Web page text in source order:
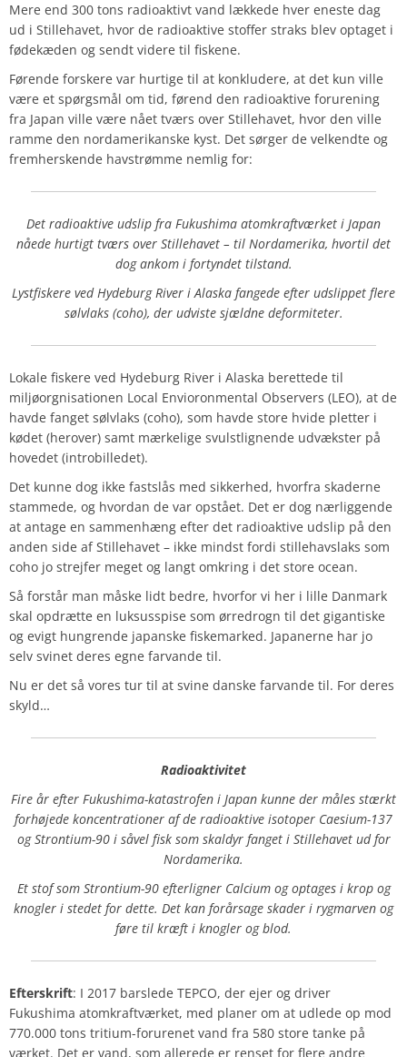
Mere end 300 tons radioaktivt vand lækkede hver eneste dag
ud i Stillehavet, hvor de radioaktive stoffer straks blev optaget i
fødekæden og sendt videre til fiskene.
Førende forskere var hurtige til at konkludere, at det kun ville
være et spørgsmål om tid, førend den radioaktive forurening
fra Japan ville være nået tværs over Stillehavet, hvor den ville
ramme den nordamerikanske kyst. Det sørger de velkendte og
fremherskende havstrømme nemlig for:
Det radioaktive udslip fra Fukushima atomkraftværket i Japan
nåede hurtigt tværs over Stillehavet – til Nordamerika, hvortil det
dog ankom i fortyndet tilstand.
Lystfiskere ved Hydeburg River i Alaska fangede efter udslippet flere
sølvlaks (coho), der udviste sjældne deformiteter.
Lokale fiskere ved Hydeburg River i Alaska berettede til
miljøorgnisationen Local Envioronmental Observers (LEO), at de
havde fanget sølvlaks (coho), som havde store hvide pletter i
kødet (herover) samt mærkelige svulstlignende udvækster på
hovedet (introbilledet).
Det kunne dog ikke fastslås med sikkerhed, hvorfra skaderne
stammede, og hvordan de var opstået. Det er dog nærliggende
at antage en sammenhæng efter det radioaktive udslip på den
anden side af Stillehavet – ikke mindst fordi stillehavslaks som
coho jo strejfer meget og langt omkring i det store ocean.
Så forstår man måske lidt bedre, hvorfor vi her i lille Danmark
skal opdrætte en luksusspise som ørredrogn til det gigantiske
og evigt hungrende japanske fiskemarked. Japanerne har jo
selv svinet deres egne farvande til.
Nu er det så vores tur til at svine danske farvande til. For deres
skyld…
Radioaktivitet
Fire år efter Fukushima-katastrofen i Japan kunne der måles stærkt
forhøjede koncentrationer af de radioaktive isotoper Caesium-137
og Strontium-90 i såvel fisk som skaldyr fanget i Stillehavet ud for
Nordamerika.
Et stof som Strontium-90 efterligner Calcium og optages i krop og
knogler i stedet for dette. Det kan forårsage skader i rygmarven og
føre til kræft i knogler og blod.
Efterskrift: I 2017 barslede TEPCO, der ejer og driver
Fukushima atomkraftværket, med planer om at udlede op mod
770.000 tons tritium-forurenet vand fra 580 store tanke på
værket. Det er vand, som allerede er renset for flere andre